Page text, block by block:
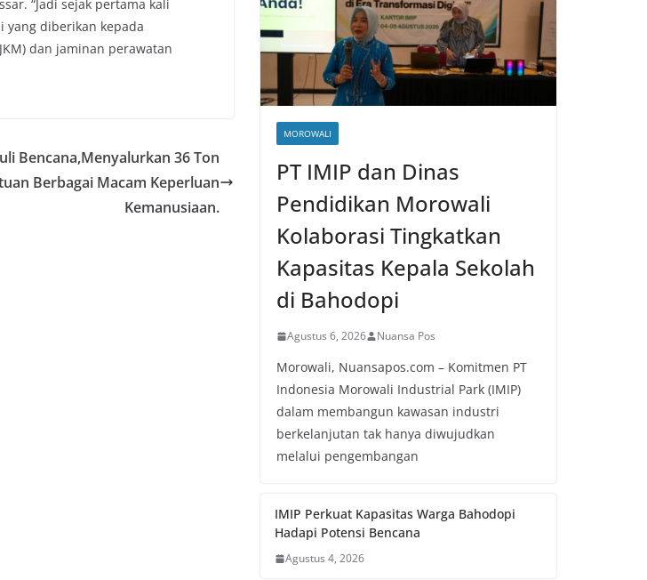
“Jadi sejak pertama kali
yang diberikan kepada
dan jaminan perawatan
Bencana,Menyalurkan 36 Ton
Berbagai Macam Keperluan
Kemanusiaan.
MOROWALI
PT IMIP dan Dinas
Pendidikan Morowali
Kolaborasi Tingkatkan
Kapasitas Kepala Sekolah
di Bahodopi
Agustus 6, 2026 Nuansa Pos
Morowali, Nuansapos.com – Komitmen PT
Indonesia Morowali Industrial Park (IMIP)
dalam membangun kawasan industri
berkelanjutan tak hanya diwujudkan
melalui pengembangan
IMIP Perkuat Kapasitas Warga Bahodopi
Hadapi Potensi Bencana
Agustus 4, 2026